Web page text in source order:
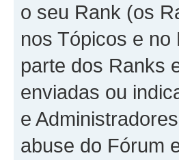
o seu Rank (os
nos Tópicos e no
parte dos Ranks
enviadas ou
e
abuse do Fórum